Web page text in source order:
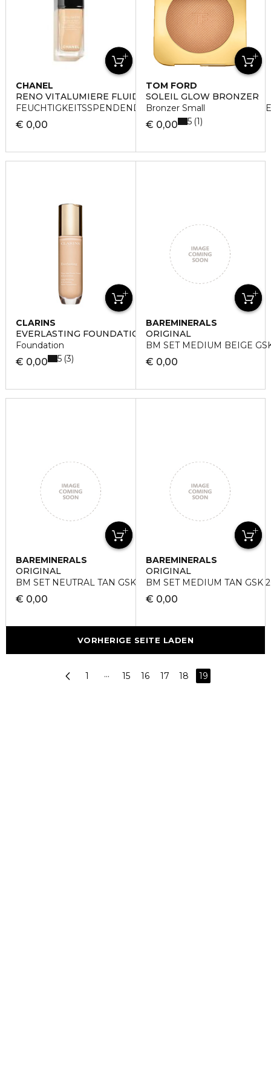
CHANEL
RENO VITALUMIERE FLUID
FEUCHTIGKEITSSPENDENDE FLUID-FOUNDATION FÜR
€ 0,00
TOM FORD
SOLEIL GLOW BRONZER
Bronzer Small
€ 0,00 5 1
CLARINS
EVERLASTING FOUNDATION
Foundation
€ 0,00 5 3
BAREMINERALS
ORIGINAL
BM SET MEDIUM BEIGE
€ 0,00
BAREMINERALS
ORIGINAL
BM SET NEUTRAL TAN GSK 2025
€ 0,00
BAREMINERALS
ORIGINAL
BM SET MEDIUM TAN GSK
€ 0,00
VORHERIGE SEITE LADEN
1 ··· 15 16 17 18 19